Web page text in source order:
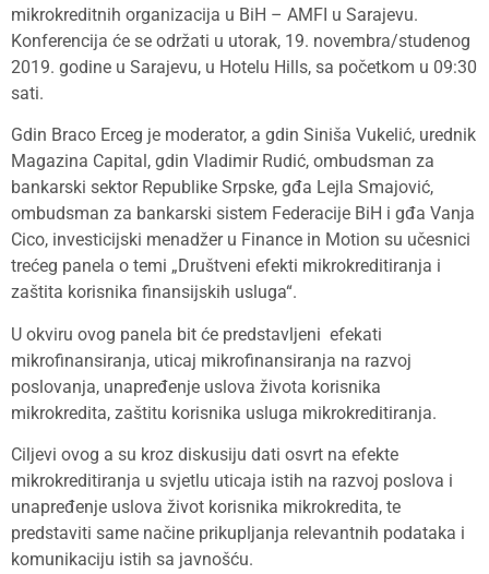
mikrokreditnih organizacija u BiH – AMFI u Sarajevu.
Konferencija će se održati u utorak, 19. novembra/studenog
2019. godine u Sarajevu, u Hotelu Hills, sa početkom u 09:30
sati.
Gdin Braco Erceg je moderator, a gdin Siniša Vukelić, urednik
Magazina Capital, gdin Vladimir Rudić, ombudsman za
bankarski sektor Republike Srpske, gđa Lejla Smajović,
ombudsman za bankarski sistem Federacije BiH i gđa Vanja
Cico, investicijski menadžer u Finance in Motion su učesnici
trećeg panela o temi „Društveni efekti mikrokreditiranja i
zaštita korisnika finansijskih usluga“.
U okviru ovog panela bit će predstavljeni efekati
mikrofinansiranja, uticaj mikrofinansiranja na razvoj
poslovanja, unapređenje uslova života korisnika
mikrokredita, zaštitu korisnika usluga mikrokreditiranja.
Ciljevi ovog a su kroz diskusiju dati osvrt na efekte
mikrokreditiranja u svjetlu uticaja istih na razvoj poslova i
unapređenje uslova život korisnika mikrokredita, te
predstaviti same načine prikupljanja relevantnih podataka i
komunikaciju istih sa javnošću.